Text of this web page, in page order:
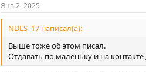
Янв 2, 2025
NDLS_17 написал(а):
Выше тоже об этом писал.
Отдавать по маленьку и на